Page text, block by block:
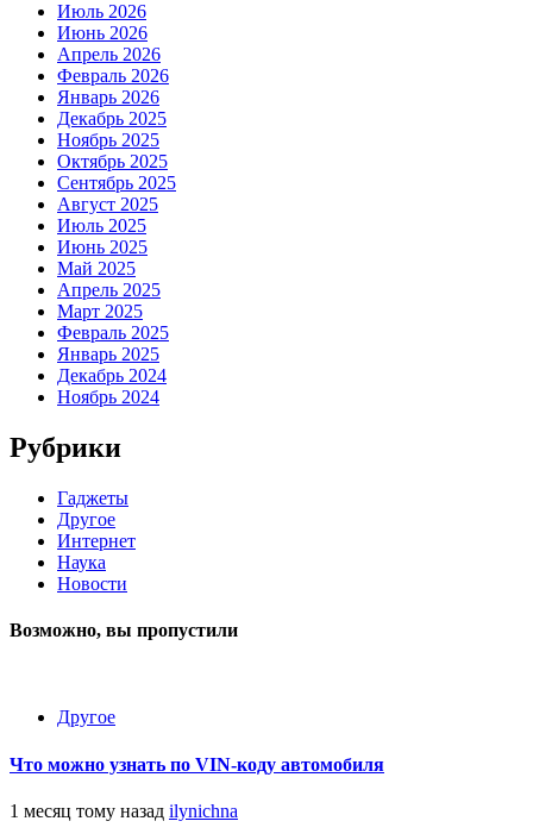
Июль 2026
Июнь 2026
Апрель 2026
Февраль 2026
Январь 2026
Декабрь 2025
Ноябрь 2025
Октябрь 2025
Сентябрь 2025
Август 2025
Июль 2025
Июнь 2025
Май 2025
Апрель 2025
Март 2025
Февраль 2025
Январь 2025
Декабрь 2024
Ноябрь 2024
Рубрики
Гаджеты
Другое
Интернет
Наука
Новости
Возможно, вы пропустили
Другое
Что можно узнать по VIN-коду автомобиля
1 месяц тому назад ilynichna